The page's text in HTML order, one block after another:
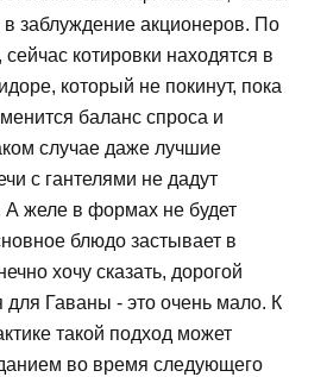
заблуждение акционеров. По
котировки находятся в
который не покинут, пока
баланс спроса и
случае даже лучшие
с гантелями не дадут
А желе в формах не будет
блюдо застывает в
хочу сказать, дорогой
для Гаваны - это очень мало. К
такой подход может
во время следующего